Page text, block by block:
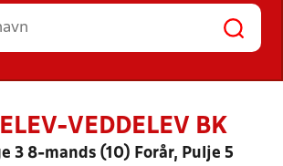
HOLD
VEDDELEV BK
3 8-mands (10) Forår, Pulje 5